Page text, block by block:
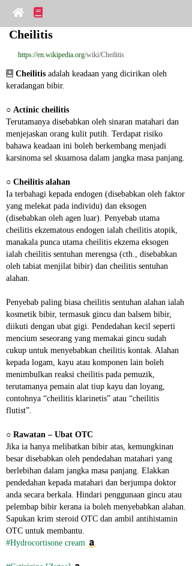
Cheilitis
https://en.wikipedia.org/wiki/Cheilitis
Cheilitis adalah keadaan yang dicirikan oleh
keradangan bibir.
○ Actinic cheilitis
Terutamanya disebabkan oleh sinaran matahari dan
menjejaskan orang kulit putih. Terdapat risiko
bahawa keadaan ini boleh berkembang menjadi
karsinoma sel skuamosa dalam jangka masa panjang.
○ Cheilitis alahan
Ia terbahagi kepada endogen (disebabkan oleh faktor
yang melekat pada individu) dan eksogen
(disebabkan oleh agen luar). Penyebab utama
cheilitis ekzematous endogen ialah cheilitis atopik,
manakala punca utama cheilitis ekzema eksogen
ialah cheilitis sentuhan merengsa (cth., disebabkan
oleh tabiat menjilat bibir) dan cheilitis sentuhan
alahan.
Penyebab paling biasa cheilitis sentuhan alahan ialah
kosmetik bibir, termasuk gincu dan balsem bibir,
diikuti dengan ubat gigi. Pendedahan kecil seperti
mencium seseorang yang memakai gincu sudah
cukup untuk menyebabkan cheilitis kontak. Alahan
kepada logam, kayu atau komponen lain boleh
menimbulkan reaksi cheilitis pada pemuzik,
terutamanya pemain alat tiup kayu dan loyang,
contohnya “cheilitis klarinetis” atau “cheilitis
flutist”.
○ Rawatan – Ubat OTC
Jika ia hanya melibatkan bibir atas, kemungkinan
besar disebabkan oleh pendedahan matahari yang
berlebihan dalam jangka masa panjang. Elakkan
pendedahan kepada matahari dan berjumpa doktor
anda secara berkala. Hindari penggunaan gincu atau
pelembap bibir kerana ia boleh menyebabkan alahan.
Sapukan krim steroid OTC dan ambil antihistamin
OTC untuk membantu.
#Hydrocortisone cream